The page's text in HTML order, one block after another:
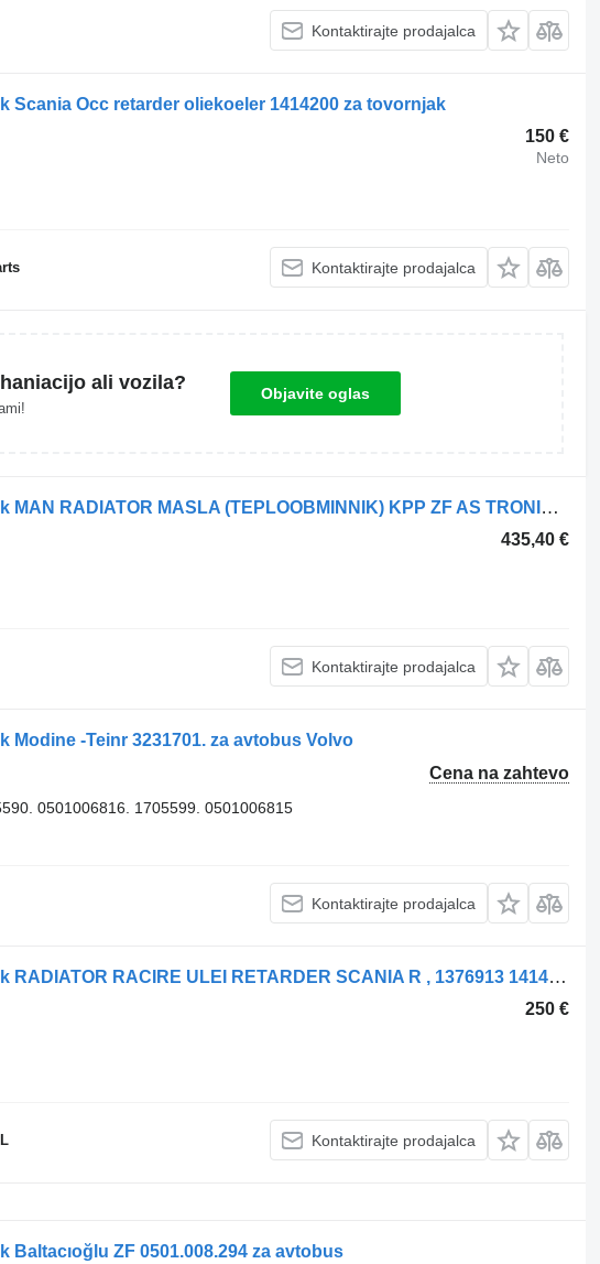
Kontaktirajte prodajalca
Scania Occ retarder oliekoeler 1414200 za tovornjak
150 €
Neto
Kontaktirajte prodajalca
ali vozila?
Objavite oglas
Hladilnik olja za menjalnik MAN RADIATOR MASLA (TEPLOOBMINNIK) KPP ZF AS TRONIC 12 AS MAN TGX/TG za vlačilec MAN TGS, TGX
435,40 €
Kontaktirajte prodajalca
Modine -Teinr 3231701. za avtobus Volvo
Cena na zahtevo
0501006816. 1705599. 0501006815
Kontaktirajte prodajalca
Hladilnik olja za menjalnik RADIATOR RACIRE ULEI RETARDER SCANIA R , 1376913 1414200
250 €
Kontaktirajte prodajalca
Baltacıoğlu ZF 0501.008.294 za avtobus